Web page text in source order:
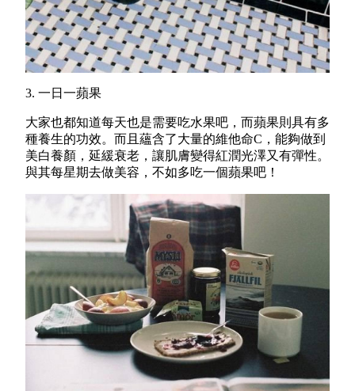
3. 一日一蘋果
大家也都知道每天也是需要吃水果吧，而蘋果則 具有多
種養生的功效。而且蘊含了大量的維他命C，能夠做到
美白養顏，延緩衰老，讓肌膚變得紅潤光澤又有彈性。
與其每星期去做美容，不如多吃一個蘋果吧！